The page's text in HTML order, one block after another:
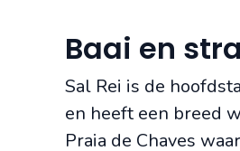
Baai en
Sal Rei is de
en heeft een breed
Praia de Chaves